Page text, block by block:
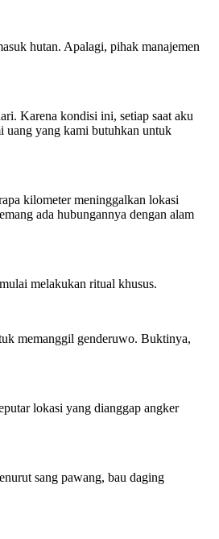
hutan. Apalagi, pihak manajemen
Karena kondisi ini, setiap saat aku
uang yang kami butuhkan untuk
kilometer meninggalkan lokasi
ada hubungannya dengan alam
melakukan ritual khusus.
memanggil genderuwo. Buktinya,
lokasi yang dianggap angker
sang pawang, bau daging